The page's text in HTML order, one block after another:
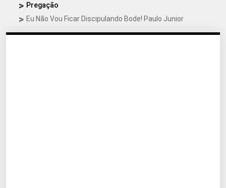
Pregação
Eu Não Vou Ficar Discipulando Bode! Paulo Junior